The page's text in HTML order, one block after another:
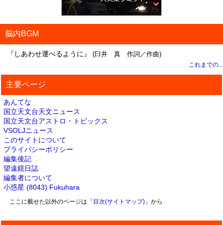
脳内BGM
『しあわせ運べるように』 (臼井 真 作詞／作曲)
これまでの...
主要ページ
あんてな
国立天文台天文ニュース
国立天文台アストロ・トピックス
VSOLJニュース
このサイトについて
プライバシーポリシー
編集後記
望遠鏡日誌
編集者について
小惑星 (8043) Fukuhara
ここに載せた以外のページは「 目次(サイトマップ)」から